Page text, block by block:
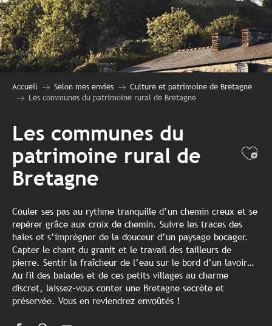
Accueil Selon mes envies
Culture et patrimoine de Bretagne
Les communes du patrimoine rural de Bretagne
Les communes du
patrimoine rural de
Bretagne
Couler ses pas au rythme tranquille d’un chemin creux et se
repérer grâce aux croix de chemin. Suivre les traces des
haies et s’imprégner de la douceur d’un paysage bocager.
Capter le chant du granit et le travail des tailleurs de
pierre. Sentir la fraîcheur de l’eau sur le bord d’un lavoir…
Au fil des balades et de ces petits villages au charme
discret, laissez-vous conter une Bretagne secrète et
préservée. Vous en reviendrez envoûtés !